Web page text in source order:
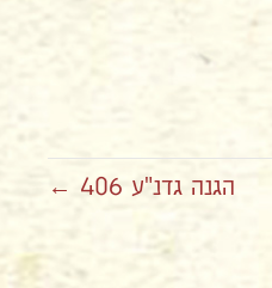
הגנה גדנ"ע 406 ←